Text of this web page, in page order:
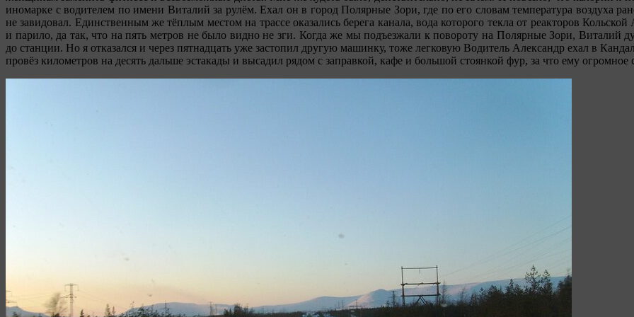
иномарке с водителем по имени Виталий за рулём. Ехал он в город Полярные Зори, где по его словам температура воздуха
не завидовал. Единственным же тёплым местом на трассе оказались берега канала, вода которого текла от реакторов
и парило, да так, что на пять метров не было видно не зги. Когда же мы подъезжали к повороту на Полярные Зори, Виталий
до станции. Но я отказался и через пятнадцать уже застопил другую машинку, тоже легковую Водитель Александр ехал в
провёз километров на десять дальше эстакады и высадил рядом с заправкой, кафе и большой стоянкой фур, за что ему огромное